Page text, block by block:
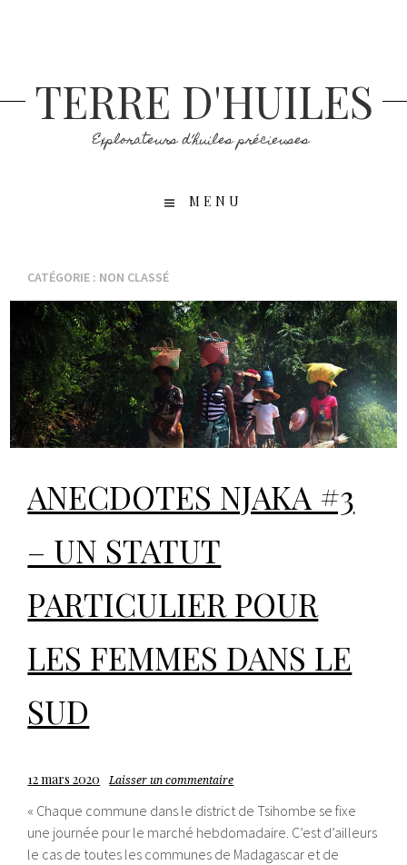
TERRE D'HUILES
Explorateurs d’huiles précieuses
MENU
CATÉGORIE : NON CLASSÉ
ANECDOTES NJAKA #3
– UN STATUT
PARTICULIER POUR
LES FEMMES DANS LE
SUD
12 mars 2020 Laisser un commentaire
« Chaque commune dans le district de Tsihombe se fixe
une journée pour le marché hebdomadaire. C’est d’ailleurs
le cas de toutes les communes de Madagascar et de